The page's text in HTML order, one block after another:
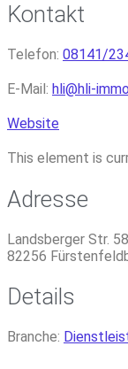
Kontakt
Telefon: 08141/
E-Mail: hli@hli-
Website
This element is
Adresse
Landsberger Str. 58
82256
Details
Branche: